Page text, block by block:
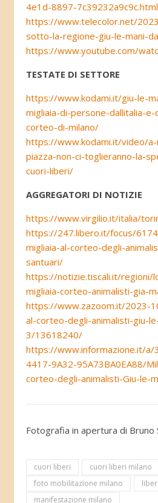
4e1d-8897-7c39232a9c9c.html
https://www.telecolor.net/
sotto-la-regione-giu-le-mani-
https://www.youtube.com/
TESTATE DI SETTORE
https://www.kodami.it/giu-le-
migliaia-di-persone-dallitalia-
corteo-di-milano/
https://www.kodami.it/video/a-
piazza-non-ci-toglieranno-la-
cuori-liberi/
AGGREGATORI DI NOTIZIE
https://www.virgilio.it/italia/
https://247.libero.it/focus/
migliaia-al-corteo-degli-
santuari/
https://notizie.tiscali.it/regioni/
migliaia-corteo-animalisti-gia-
https://www.zazoom.it/2023-
al-corteo-degli-animalisti-giu-
3/13618240/
https://www.informazione.it/a/
4417-9A32-95A73BA0EA88/
corteo-degli-animalisti-Giu-le-
Fotografia in apertura di Bruno
cuori liberi
cuori liberi milano
foto mobilitazione milano
manifestazione milano